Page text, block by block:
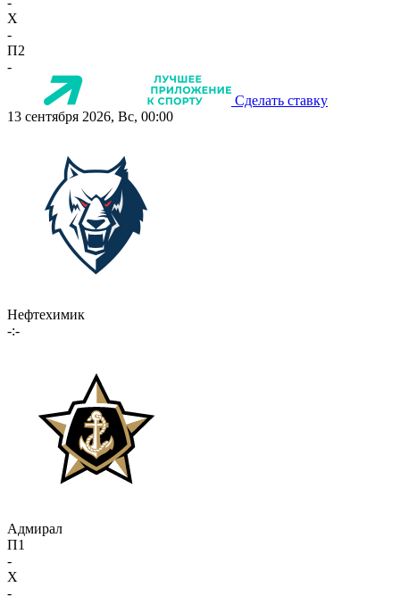
X
-
П2
-
Сделать ставку
13 сентября 2026, Вс, 00:00
Нефтехимик
-:-
Адмирал
П1
-
X
-